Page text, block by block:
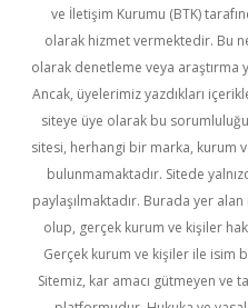
ve İletişim Kurumu (BTK)
olarak hizmet vermektedir. Bu
olarak denetleme veya araştırma
Ancak, üyelerimiz yazdıkları
siteye üye olarak bu
sitesi, herhangi bir marka, kurum
bulunmamaktadır. Sitede
paylaşılmaktadır. Burada yer
olup, gerçek kurum ve kişiler
Gerçek kurum ve kişiler ile isim
Sitemiz, kar amacı gütmeyen ve